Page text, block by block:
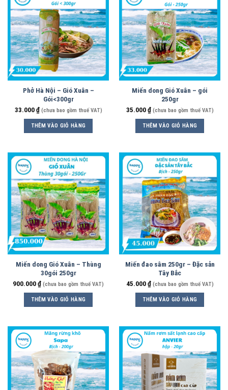
Phở Hà Nội – Gió Xuân –
Gói<300gr
33.000₫ (chưa bao gồm thuế VAT)
THÊM VÀO GIỎ HÀNG
Miến dong Gió Xuân – gói
250gr
35.000₫ (chưa bao gồm thuế VAT)
THÊM VÀO GIỎ HÀNG
Miến dong Gió Xuân – Thùng
30gói 250gr
900.000₫ (chưa bao gồm thuế VAT)
THÊM VÀO GIỎ HÀNG
Miến đao sâm 250gr – Đặc sản
Tây Bắc
45.000₫ (chưa bao gồm thuế VAT)
THÊM VÀO GIỎ HÀNG